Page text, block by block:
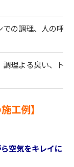
での調理、人の呼
調理よる臭い、ト
工例】
空気をキレイに